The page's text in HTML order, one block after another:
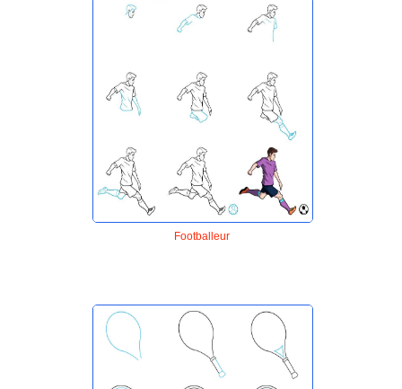
Footballeur